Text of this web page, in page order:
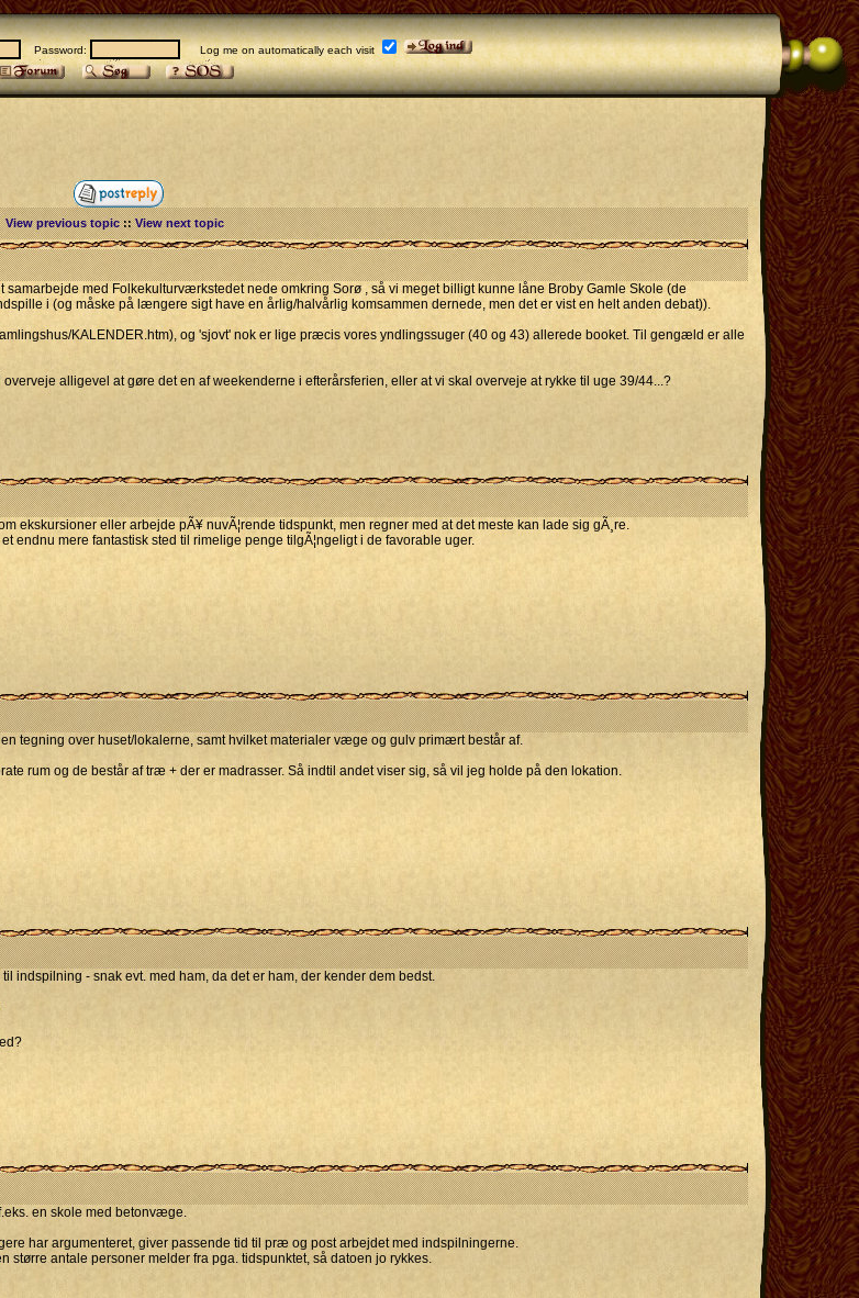
Password: Log me on automatically each visit
View previous topic::View next topic
med Folkekulturværkstedet nede omkring Sorø , så vi meget billigt kunne låne Broby Gamle Skole (de
i (og måske på længere sigt have en årlig/halvårlig komsammen dernede, men det er vist en helt anden debat)).
KALENDER.htm), og 'sjovt' nok er lige præcis vores yndlingssuger (40 og 43) allerede booket. Til gengæld er alle
alligevel at gøre det en af weekenderne i efterårsferien, eller at vi skal overveje at rykke til uge 39/44...?
ekskursioner eller arbejde pÃ¥ nuvÃ¦rende tidspunkt, men regner med at det meste kan lade sig gÃ¸re.
endnu mere fantastisk sted til rimelige penge tilgÃ¦ngeligt i de favorable uger.
tegning over huset/lokalerne, samt hvilket materialer væge og gulv primært består af.
rum og de består af træ + der er madrasser. Så indtil andet viser sig, så vil jeg holde på den lokation.
indspilning - snak evt. med ham, da det er ham, der kender dem bedst.
en skole med betonvæge.
har argumenteret, giver passende tid til præ og post arbejdet med indspilningerne.
antale personer melder fra pga. tidspunktet, så datoen jo rykkes.